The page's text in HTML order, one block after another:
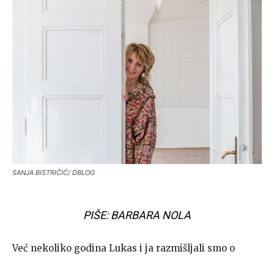
SANJA BISTRIČIĆ/ DBLOG
PIŠE: BARBARA NOLA
Već nekoliko godina Lukas i ja razmišljali smo o